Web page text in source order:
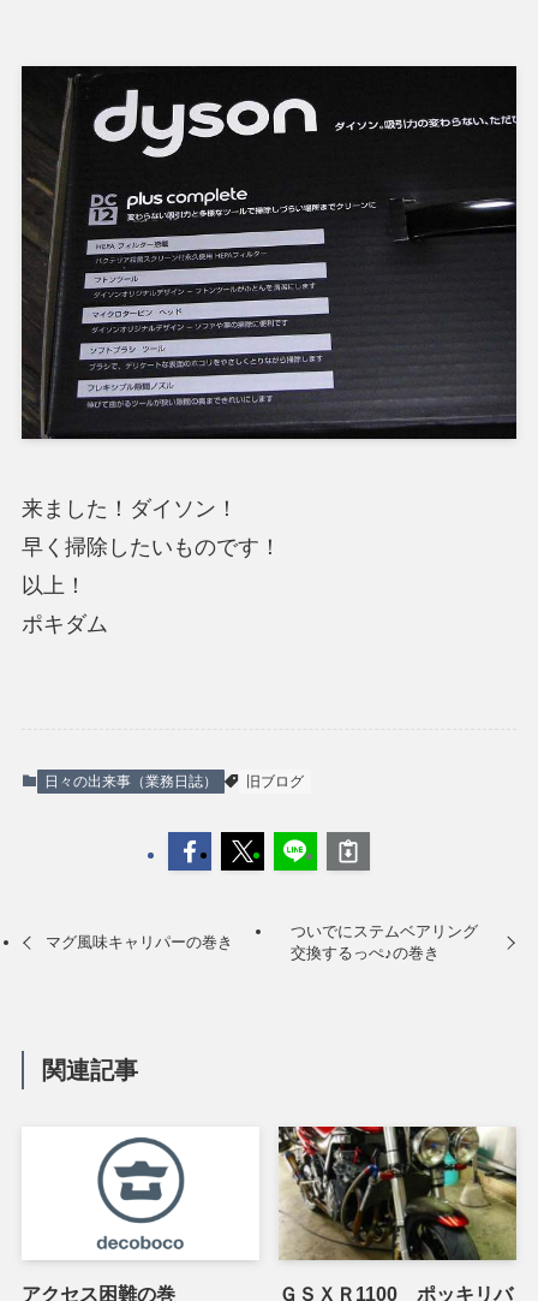
来ました！ダイソン！
早く掃除したいものです！
以上！
ポキダム
日々の出来事（業務日誌） 旧ブログ
マグ風味キャリパーの巻き
ついでにステムベアリング
交換するっぺ♪の巻き
関連記事
アクセス困難の巻 ＧＳＸＲ1100 ポッキリバ